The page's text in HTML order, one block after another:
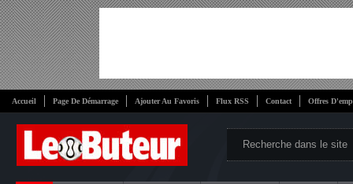
Accueil Page De Démarrage Ajouter Au Favoris Flux RSS Contact Offres